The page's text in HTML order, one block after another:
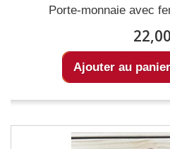
Porte-monnaie avec
Ajouter au panier